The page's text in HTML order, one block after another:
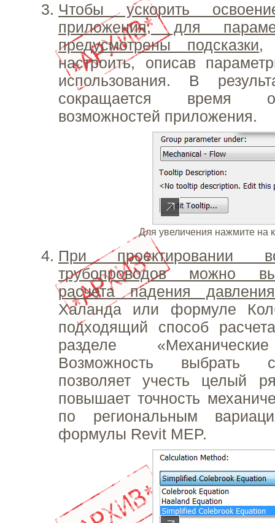
Чтобы ускорить
приложения, для
предусмотрены подсказки,
настроить, описав
использования. В
сокращается время
возможностей приложения.
Для увеличения нажмите на
При проектировании
трубопроводов можно
расчета падения давления
Халанда или формуле
подходящий способ
разделе
Возможность выбрать
позволяет учесть целый
повышает точность
по региональным
формулы Revit MEP.